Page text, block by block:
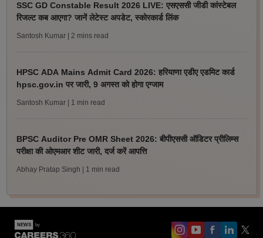
SSC GD Constable Result 2026 LIVE: एसएससी जीडी कांस्टेबल
रिजल्ट कब आएगा? जानें लेटेस्ट अपडेट, स्कोरकार्ड लिंक
Santosh Kumar | 2 mins read
HPSC ADA Mains Admit Card 2026: हरियाणा एडीए एडमिट कार्ड
hpsc.gov.in पर जारी, 9 अगस्त को होगा एग्जाम
Santosh Kumar | 1 min read
BPSC Auditor Pre OMR Sheet 2026: बीपीएससी ऑडिटर प्रीलिम्स
परीक्षा की ओएमआर शीट जारी, दर्ज करें आपत्ति
Abhay Pratap Singh | 1 min read